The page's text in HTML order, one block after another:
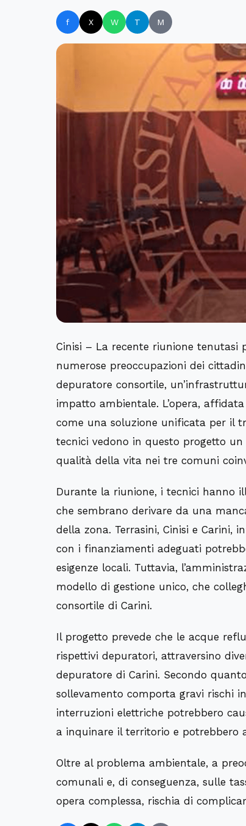
f X W T M
Cinisi – La recente riunione tenutasi
numerose preoccupazioni dei
depuratore consortile,
impatto ambientale. L’opera,
come una soluzione unificata per il
tecnici vedono in questo progetto
qualità della vita nei tre comuni
Durante la riunione, i tecnici hanno
che sembrano derivare da una
della zona. Terrasini, Cinisi e Carini,
con i finanziamenti adeguati
esigenze locali. Tuttavia,
modello di gestione unico, che
consortile di Carini.
Il progetto prevede che le acque
rispettivi depuratori, attraversino
depuratore di Carini. Secondo
sollevamento comporta gravi rischi
interruzioni elettriche potrebbero
a inquinare il territorio e potrebbero
Oltre al problema ambientale, a
comunali e, di conseguenza, sulle
opera complessa, rischia di